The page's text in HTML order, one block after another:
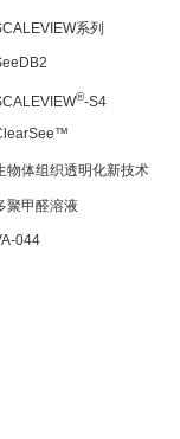
系列
®-S4
物体组织透明化新技术
聚甲醛溶液
044